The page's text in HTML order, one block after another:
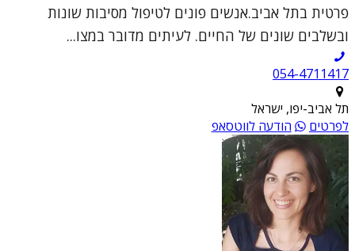
פרטית בתל אביב.אנשים פונים לטיפול מסיבות שונות
ובשלבים שונים של החיים. לעיתים מדובר במצו...
054-4711417
תל אביב-יפו, ישראל
לפרטים
הודעה לווטסאפ